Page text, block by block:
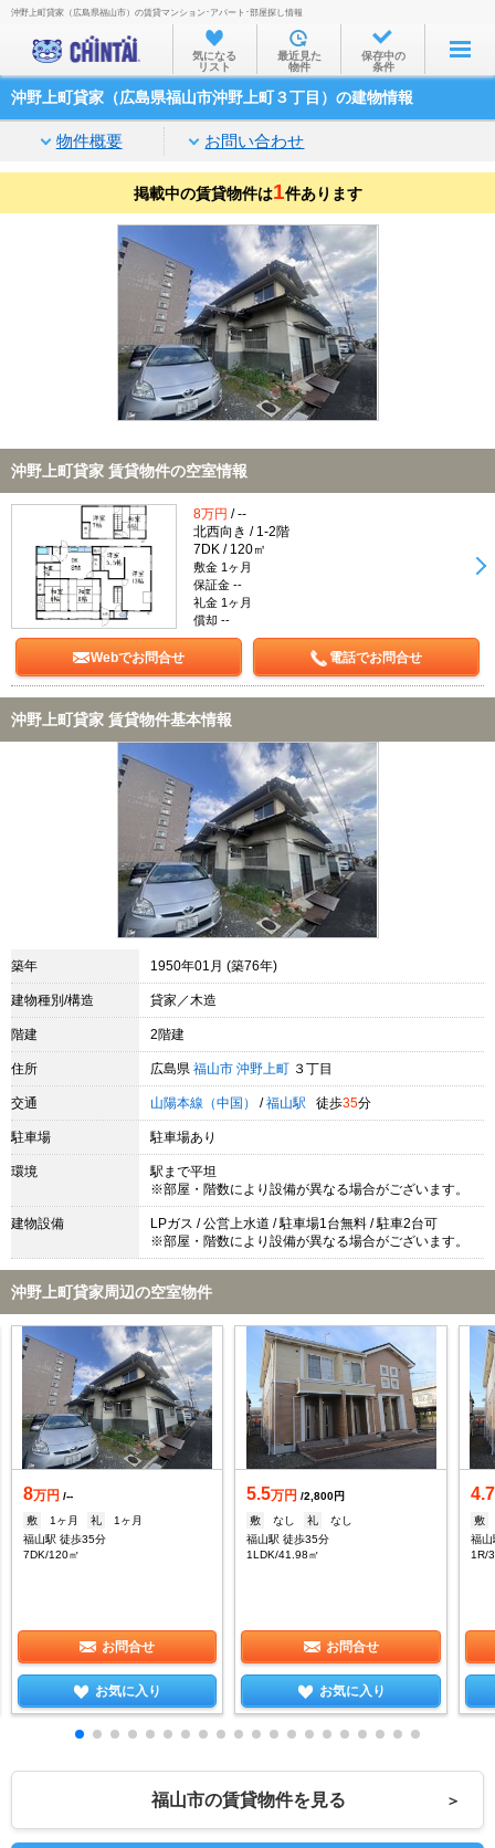
お部屋を探す
沿線・駅から
家賃相場から
通勤通学時間から
物件特集から
不動産会社から
TOP
沖野上町貸家（広島県福山市）の賃貸マンション･アパート･部屋探し情報
気になる
リスト
最近見た
物件
保存中の
条件
沖野上町貸家（広島県福山市沖野上町３丁目）の建物情報
物件概要 お問い合わせ
掲載中の賃貸物件は1件あります
沖野上町貸家 賃貸物件の空室情報
8万円 / --
北西向き / 1-2階
7DK / 120㎡
敷金 1ヶ月
保証金 --
礼金 1ヶ月
償却 --
Webでお問合せ 電話でお問合せ
沖野上町貸家 賃貸物件基本情報
築年 1950年01月 (築76年)
建物種別/構造 貸家／木造
階建 2階建
住所 広島県 福山市 沖野上町 ３丁目
交通 山陽本線（中国） / 福山駅 徒歩35分
駐車場 駐車場あり
環境
駅まで平坦
※部屋・階数により設備が異なる場合がございます。
建物設備
LPガス / 公営上水道 / 駐車場1台無料 / 駐車2台可
※部屋・階数により設備が異なる場合がございます。
沖野上町貸家周辺の空室物件
8万円 /--
敷
1ヶ月 礼
1ヶ月
福山駅 徒歩35分
7DK/120㎡
お問合せ
お気に入り
5.5万円 /2,800円
敷
なし 礼
なし
福山駅 徒歩35分
1LDK/41.98㎡
お問合せ
お気に入り
4.7
敷
1R/
福山市の賃貸物件を見る ＞